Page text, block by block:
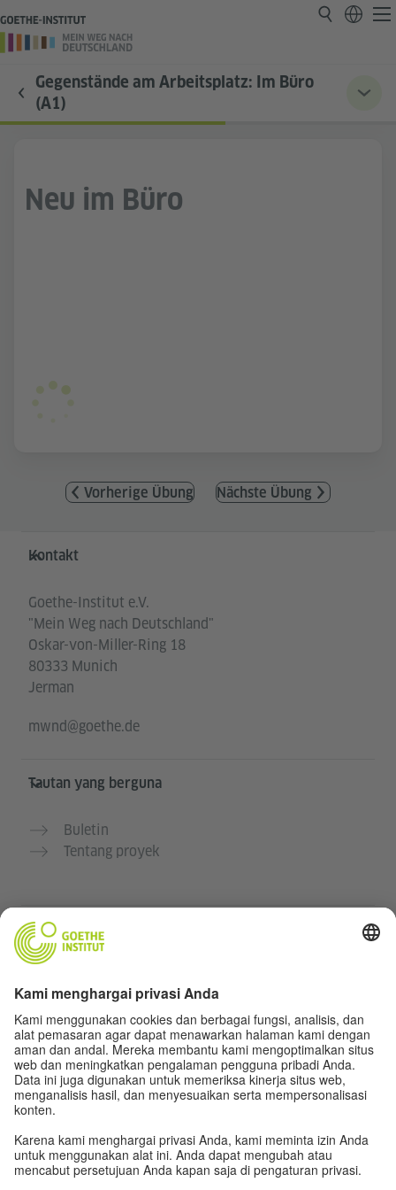
Gegenstände am Arbeitsplatz: Im Büro
(A1)
Neu im Büro
Vorherige Übung Nächste Übung
Service- und Informationsbereich
Kontakt
Goethe-Institut e.V.
"Mein Weg nach Deutschland"
Oskar-von-Miller-Ring 18
80333 Munich
Jerman
mwnd@goethe.de
Tautan yang berguna
Buletin
Tentang proyek
Situs web lainnya
Latihan bahasa Jerman secara gratis
Kursus bahasa Jerman dari Goethe-Institut
Portal guru “Deutschstunde”
Privasi dan Aksesibilitas
Pengaturan privasi